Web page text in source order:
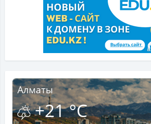
Алматы
+21 °C